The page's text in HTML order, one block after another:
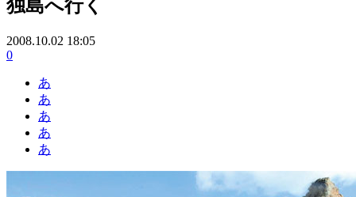
独島へ行く
2008.10.02 18:05
0
あ
あ
あ
あ
あ